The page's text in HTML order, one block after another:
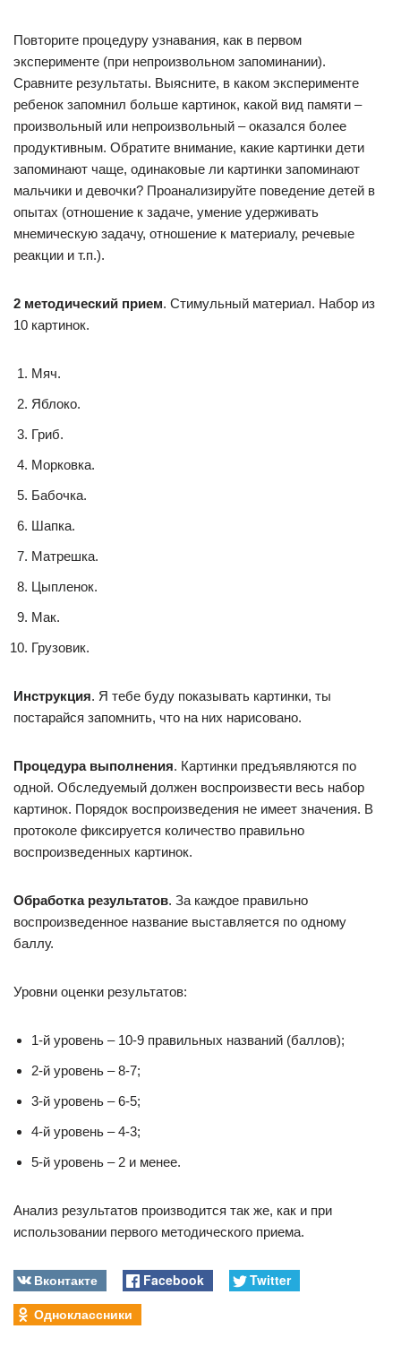
Повторите процедуру узнавания, как в первом
эксперименте (при непроизвольном запоминании).
Сравните результаты. Выясните, в каком эксперименте
ребенок запомнил больше картинок, какой вид памяти –
произвольный или непроизвольный – оказался более
продуктивным. Обратите внимание, какие картинки дети
запоминают чаще, одинаковые ли картинки запоминают
мальчики и девочки? Проанализируйте поведение детей в
опытах (отношение к задаче, умение удерживать
мнемическую задачу, отношение к материалу, речевые
реакции и т.п.).
2 методический прием. Стимульный материал. Набор из
10 картинок.
Мяч.
Яблоко.
Гриб.
Морковка.
Бабочка.
Шапка.
Матрешка.
Цыпленок.
Мак.
Грузовик.
Инструкция. Я тебе буду показывать картинки, ты
постарайся запомнить, что на них нарисовано.
Процедура выполнения. Картинки предъявляются по
одной. Обследуемый должен воспроизвести весь набор
картинок. Порядок воспроизведения не имеет значения. В
протоколе фиксируется количество правильно
воспроизведенных картинок.
Обработка результатов. За каждое правильно
воспроизведенное название выставляется по одному
баллу.
Уровни оценки результатов:
1-й уровень – 10-9 правильных названий (баллов);
2-й уровень – 8-7;
3-й уровень – 6-5;
4-й уровень – 4-3;
5-й уровень – 2 и менее.
Анализ результатов производится так же, как и при
использовании первого методического приема.
Вконтакте Facebook
Twitter
Одноклассники